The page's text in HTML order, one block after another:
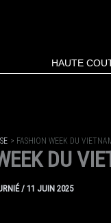
HAUTE
FASHION WEEK DU
DU
/ 11 JUIN 2025